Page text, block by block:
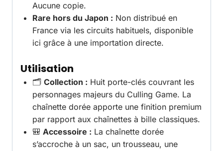
Aucune copie.
Rare hors du Japon : Non distribué en
France via les circuits habituels, disponible
ici grâce à une importation directe.
Utilisation
🗂️ Collection : Huit porte-clés couvrant les
personnages majeurs du Culling Game. La
chaînette dorée apporte une finition premium
par rapport aux chaînettes à bille classiques.
🎒 Accessoire : La chaînette dorée
s’accroche à un sac, un trousseau, une